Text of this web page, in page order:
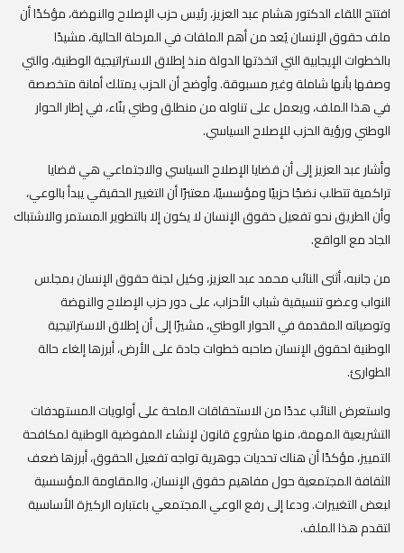
‎افتتح اللقاء الدكتور هشام عبد العزيز، رئيس حزب الإصلاح والنهضة، مؤكدًا أن
ملف حقوق الإنسان يُعد من أهم الملفات في المرحلة الحالية، مشيدًا
بالخطوات الإيجابية التي اتخذتها الدولة منذ إطلاق الاستراتيجية الوطنية، والتي
وصفها بأنها شاملة وغير مسبوقة. وأوضح أن الحزب يمتلك أمانة متخصصة
في هذا الملف، ويعمل على تناوله من منطلق وطني بنّاء، في إطار الحوار
الوطني ورؤية الحزب للإصلاح السياسي.
‎وأشار عبد العزيز إلى أن قضايا الإصلاح السياسي والاجتماعي هي قضايا
تراكمية تتطلب نضجًا حزبيًا ومؤسسيًا، معتبرًا أن التغيير الحقيقي يبدأ بالوعي،
وأن الطريق نحو تفعيل حقوق الإنسان لا يكون إلا بالتطوير المستمر والاشتباك
الجاد مع الواقع.
‎من جانبه، أثنى النائب محمد عبد العزيز، وكيل لجنة حقوق الإنسان بمجلس
النواب وعضو تنسيقية شباب الأحزاب، على دور حزب الإصلاح والنهضة
وتوصياته المقدمة في الحوار الوطني، مشيرًا إلى أن إطلاق الاستراتيجية
الوطنية لحقوق الإنسان صاحبه خطوات جادة على الأرض، أبرزها إلغاء حالة
الطوارئ.
‎واستعرض النائب عددًا من الاستحقاقات الملحة على أولويات المستهدفات
التشريعية المهمة، منها مشروع قانون لإنشاء المفوضية الوطنية لمكافحة
التمييز، مؤكدًا أن هناك تحديات جوهرية تواجه تفعيل الحقوق، أبرزها ضعف
الثقافة المجتمعية حول مفاهيم حقوق الإنسان، والمقاومة المؤسسية
لبعض التغييرات. ودعا إلى رفع الوعي المجتمعي باعتباره الركيزة الأساسية
لتقدم هذا الملف.